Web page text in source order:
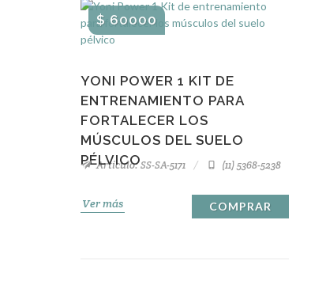
YONI POWER 1 KIT DE
ENTRENAMIENTO PARA
FORTALECER LOS
MÚSCULOS DEL SUELO
PÉLVICO
$ 60000
Artículo: SS-SA-5171 (11) 5368-5238
Ver más COMPRAR